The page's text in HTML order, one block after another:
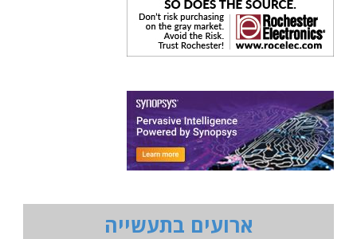
ארועים בתעשייה